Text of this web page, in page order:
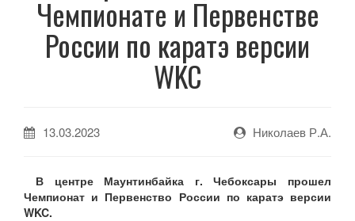
Чемпионате и Первенстве
России по каратэ версии
WKC
13.03.2023 Николаев Р.А.
В центре Маунтинбайка г. Чебоксары прошел
Чемпионат и Первенство России по каратэ версии
WKC.